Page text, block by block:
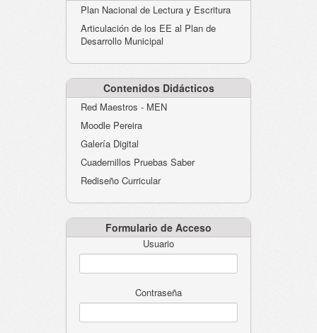
Plan Nacional de Lectura y Escritura
Articulación de los EE al Plan de
Desarrollo Municipal
Contenidos Didácticos
Red Maestros - MEN
Moodle Pereira
Galería Digital
Cuadernillos Pruebas Saber
Rediseño Curricular
Formulario de Acceso
Usuario
Contraseña